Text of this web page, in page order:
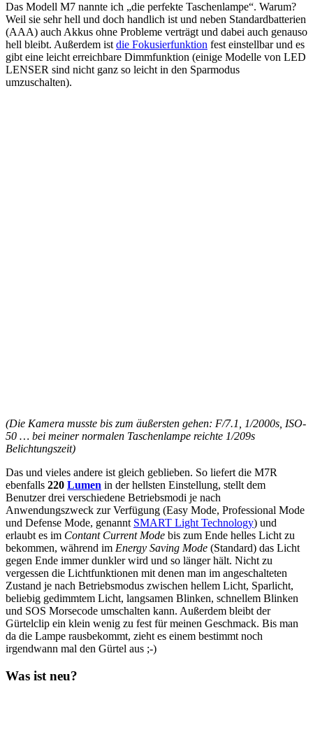
Das Modell M7 nannte ich „die perfekte Taschenlampe“. Warum?
Weil sie sehr hell und doch handlich ist und neben Standardbatterien
(AAA) auch Akkus ohne Probleme verträgt und dabei auch genauso
hell bleibt. Außerdem ist die Fokusierfunktion fest einstellbar und es
gibt eine leicht erreichbare Dimmfunktion (einige Modelle von LED
LENSER sind nicht ganz so leicht in den Sparmodus
umzuschalten).
(Die Kamera musste bis zum äußersten gehen: F/7.1, 1/2000s, ISO-
50 … bei meiner normalen Taschenlampe reichte 1/209s
Belichtungszeit)
Das und vieles andere ist gleich geblieben. So liefert die M7R
ebenfalls 220 Lumen in der hellsten Einstellung, stellt dem
Benutzer drei verschiedene Betriebsmodi je nach
Anwendungszweck zur Verfügung (Easy Mode, Professional Mode
und Defense Mode, genannt SMART Light Technology) und
erlaubt es im Contant Current Mode bis zum Ende helles Licht zu
bekommen, während im Energy Saving Mode (Standard) das Licht
gegen Ende immer dunkler wird und so länger hält. Nicht zu
vergessen die Lichtfunktionen mit denen man im angeschalteten
Zustand je nach Betriebsmodus zwischen hellem Licht, Sparlicht,
beliebig gedimmtem Licht, langsamen Blinken, schnellem Blinken
und SOS Morsecode umschalten kann. Außerdem bleibt der
Gürtelclip ein klein wenig zu fest für meinen Geschmack. Bis man
da die Lampe rausbekommt, zieht es einem bestimmt noch
irgendwann mal den Gürtel aus ;-)
Was ist neu?